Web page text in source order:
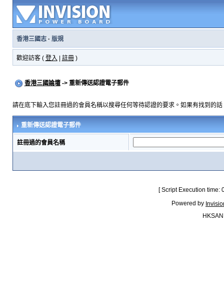
香港三國志· 版規
歡迎訪客 ( 登入 註冊)
香港三國論壇-> 重新傳送認證電子郵件
請在底下輸入您註冊過的會員名稱以搜尋任何等待認證的要求。如果有找到的
重新傳送認證電子郵件
註冊過的會員名稱
[ Script Execution
Powered by